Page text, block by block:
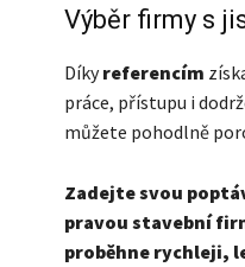
Výběr firmy s
Díkyreferencím
práce, přístupu i
můžete pohodlně
Zadejte svou
pravou stavební
proběhne rychleji,